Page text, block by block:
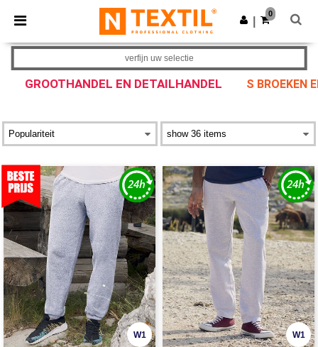
× Ntextil-app
Betere prijzen in de app!
Download app
0
GROOTHANDEL EN DETAILHANDEL S BROEKEN
verfijn uw selectie
W1 W1